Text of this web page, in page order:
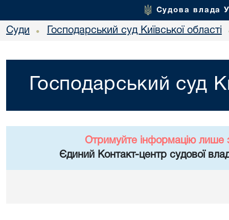
Судова влада
Суди • Господарський суд Київської області
Господарський суд
Отримуйте інформацію лише
Єдиний Контакт-центр судової